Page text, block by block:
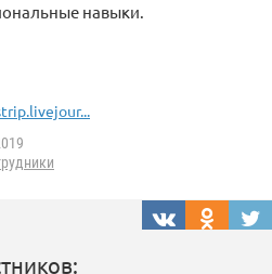
навыки.